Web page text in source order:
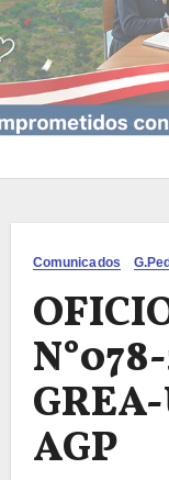
Comunicados
AGP